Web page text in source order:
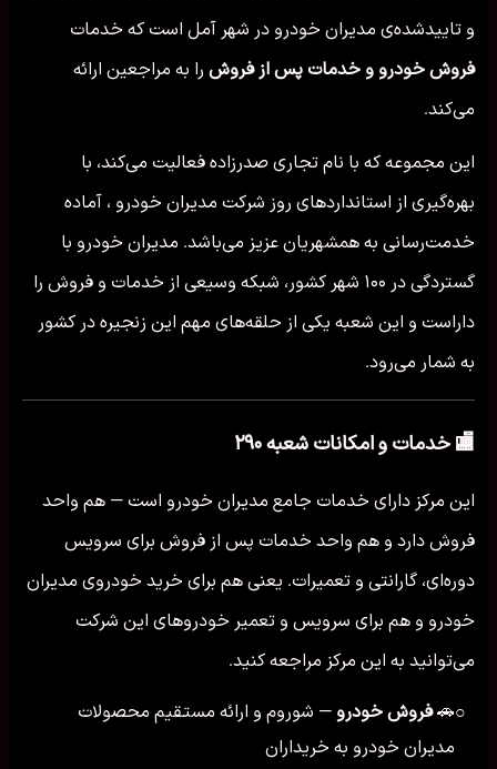
و تاییدشده‌ی مدیران خودرو در شهر آمل است که خدمات
فروش خودرو و خدمات پس از فروش را به مراجعین ارائه
می‌کند.
این مجموعه که با نام تجاری صدرزاده فعالیت می‌کند، با
بهره‌گیری از استانداردهای روز شرکت مدیران خودرو ، آماده
خدمت‌رسانی به همشهریان عزیز می‌باشد. مدیران خودرو با
گستردگی در ۱۰۰ شهر کشور، شبکه وسیعی از خدمات و فروش را
داراست و این شعبه یکی از حلقه‌های مهم این زنجیره در کشور
به شمار می‌رود.
🏬 خدمات و امکانات شعبه ۲۹۰
این مرکز دارای خدمات جامع مدیران خودرو است — هم واحد
فروش دارد و هم واحد خدمات پس از فروش برای سرویس
دوره‌ای، گارانتی و تعمیرات. یعنی هم برای خرید خودروی مدیران
خودرو و هم برای سرویس و تعمیر خودروهای این شرکت
می‌توانید به این مرکز مراجعه کنید.
○
🚗فروش خودرو — شوروم و ارائه مستقیم محصولات
مدیران خودرو به خریداران